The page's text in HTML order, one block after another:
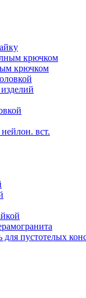
крючком
крючком
вст.
пустотелых